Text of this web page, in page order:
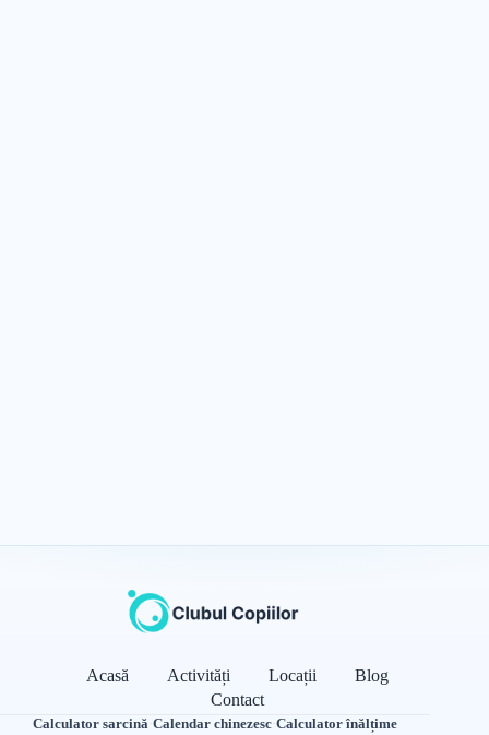
Acasă Activități Locații
Blog
Contact
Calculator sarcină·Calendar chinezesc·Calculator înălțime